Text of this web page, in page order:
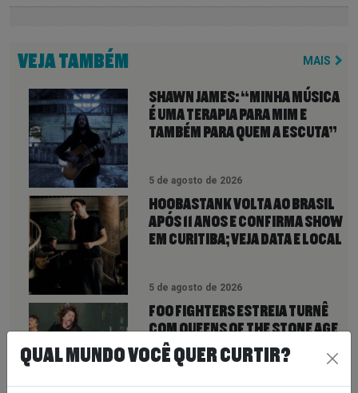
VEJA TAMBÉM MAIS
SHAWN JAMES: “MINHA MÚSICA
É UMA TERAPIA PARA MIM E
TAMBÉM PARA QUEM A ESCUTA”
5 de agosto de 2026
HOOBASTANK VOLTA AO BRASIL
APÓS 11 ANOS E CONFIRMA SHOW
EM CURITIBA; VEJA DATA E LOCAL
5 de agosto de 2026
FOO FIGHTERS ESTREIA TURNÊ
COM QUEENS OF THE STONE AGE
E REVELA COMO SERÁ A NOVA
FASE NOS PALCOS
QUAL MUNDO VOCÊ QUER CURTIR?